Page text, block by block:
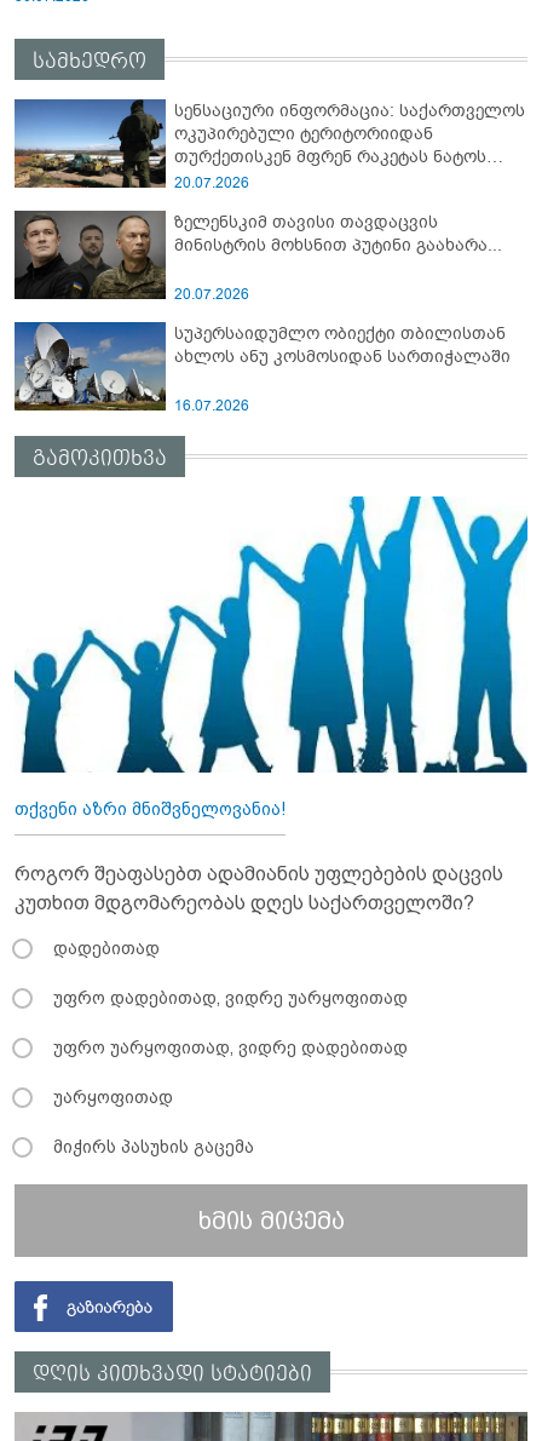
სამხედრო
სენსაციური ინფორმაცია: საქართველოს
ოკუპირებული ტერიტორიიდან
თურქეთისკენ მფრენ რაკეტას ნატოს
სამიტი კინაღამ ჩაუშლია
20.07.2026
ზელენსკიმ თავისი თავდაცვის
მინისტრის მოხსნით პუტინი გაახარა...
20.07.2026
სუპერსაიდუმლო ობიექტი თბილისთან
ახლოს ანუ კოსმოსიდან სართიჭალაში
16.07.2026
გამოკითხვა
თქვენი აზრი მნიშვნელოვანია!
როგორ შეაფასებთ ადამიანის უფლებების დაცვის
კუთხით მდგომარეობას დღეს საქართველოში?
დადებითად
უფრო დადებითად, ვიდრე უარყოფითად
უფრო უარყოფითად, ვიდრე დადებითად
უარყოფითად
მიჭირს პასუხის გაცემა
ხმის მიცემა
დღის კითხვადი სტატიები